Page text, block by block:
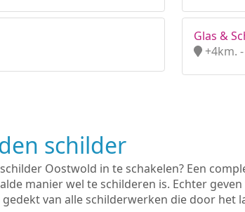
Glas &
+4km.
schilder
Oostwold in te schakelen? Een
manier wel te schilderen is. Echter
gedekt van alle schilderwerken die door het